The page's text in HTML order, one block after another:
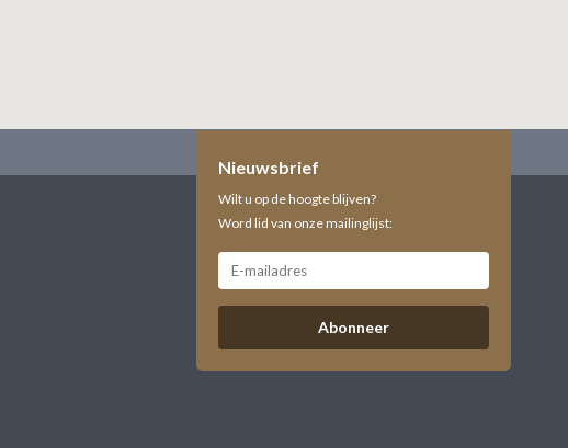
Nieuwsbrief
Wilt u op de hoogte blijven?
Word lid van onze mailinglijst:
Abonneer